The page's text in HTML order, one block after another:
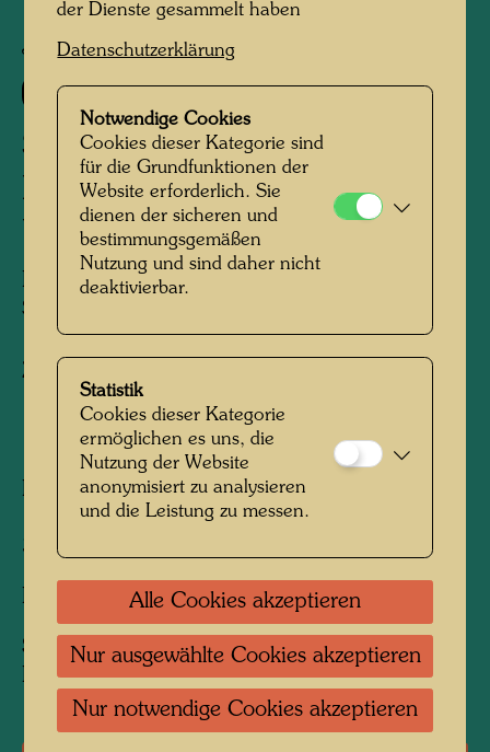
JW 225
57
STRANDBILD,
DUNKELBLAUWASSER
UND SONNENSCHIRME
Beach Scene, Dark Blue Water and
Sunshades
Zeichnung/Kohle
Painted in Bogliasco, near Nervi, July 20,
320 mm x 230 mm
Kohle und Aquarell auf braunem Packpapier
Sammlung:
KunstHausWien, Vienna
der Dienste gesammelt haben
Datenschutzerklärung
Notwendige Cookies
Cookies dieser Kategorie sind
für die Grundfunktionen der
Website erforderlich. Sie
dienen der sicheren und
bestimmungsgemäßen
Nutzung und sind daher nicht
deaktivierbar.
Statistik
Cookies dieser Kategorie
ermöglichen es uns, die
Nutzung der Website
anonymisiert zu analysieren
und die Leistung zu messen.
Alle Cookies akzeptieren
Nur ausgewählte Cookies akzeptieren
Nur notwendige Cookies akzeptieren